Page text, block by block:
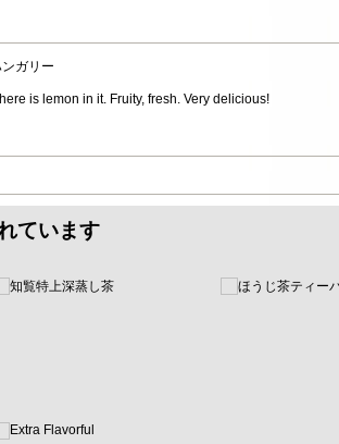
ガリー
is lemon in it. Fruity, fresh. Very delicious!
ています